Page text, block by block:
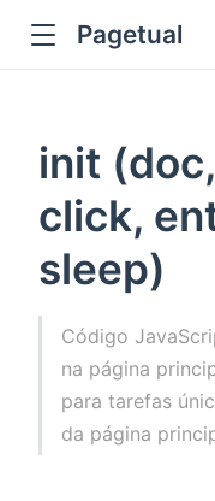
Pagetual
init
click,
sleep)
Código
na página
para tarefas
da página